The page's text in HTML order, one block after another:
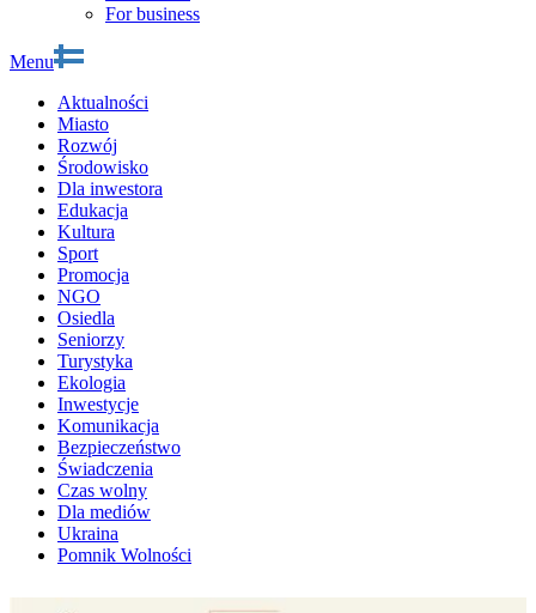
For business
Menu
Aktualności
Miasto
Rozwój
Środowisko
Dla inwestora
Edukacja
Kultura
Sport
Promocja
NGO
Osiedla
Seniorzy
Turystyka
Ekologia
Inwestycje
Komunikacja
Bezpieczeństwo
Świadczenia
Czas wolny
Dla mediów
Ukraina
Pomnik Wolności